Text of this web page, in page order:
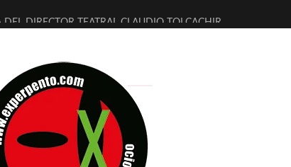
DEL DIRECTOR TEATRAL CLAUDIO TOLCACHIR
[BITÁCORA 3.0] EN EXVITA
EN EXVITA [RELATIVA SENCILLEZ]
INTERPRETANDO A SERRAT